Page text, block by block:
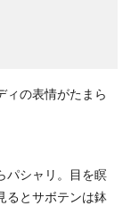
ィの表情がたまら
パシャリ。目を瞑
るとサボテンは鉢